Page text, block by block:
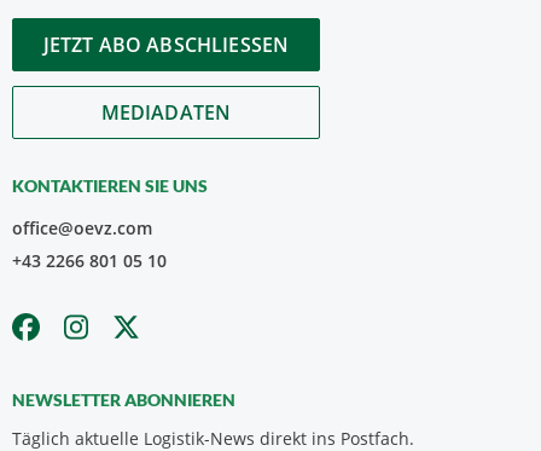
JETZT ABO ABSCHLIESSEN
MEDIADATEN
KONTAKTIEREN SIE UNS
office@oevz.com
+43 2266 801 05 10
NEWSLETTER ABONNIEREN
Täglich aktuelle Logistik-News direkt ins Postfach.